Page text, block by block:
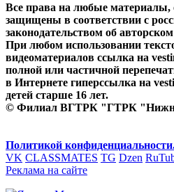
Все права на любые материалы,
защищены в соответствии с
законодательством об
При любом использовании
видеоматериалов ссылка на
полной или частичной
в Интернете гиперссылка на
детей старше 16 лет.
© Филиал ВГТРК "ГТРК
Политикой
VK CLASSMATES TG Dzen
Реклама на сайте